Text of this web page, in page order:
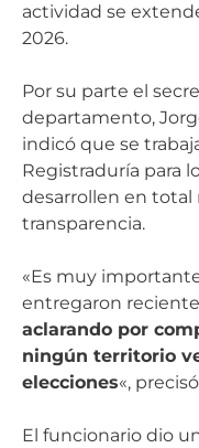
actividad se
2026.
Por su parte el
departamento,
indicó que se
Registraduría para
desarrollen en total
transparencia.
«Es muy
entregaron
aclarando por
ningún territorio
elecciones«,
El funcionario dio